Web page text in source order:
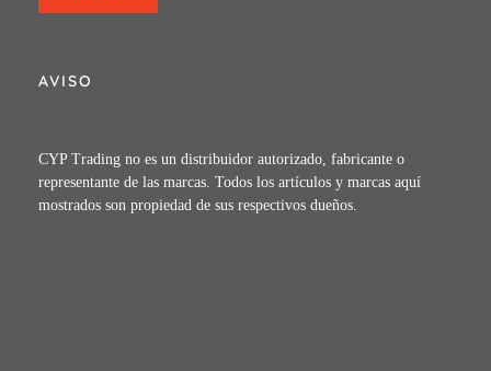
AVISO
CYP Trading no es un distribuidor autorizado, fabricante o
representante de las marcas. Todos los artículos y marcas aquí
mostrados son propiedad de sus respectivos dueños.